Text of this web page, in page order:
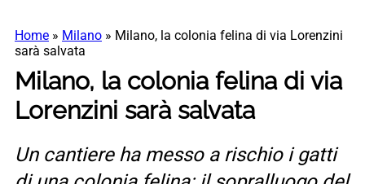
Home » Milano » Milano, la colonia felina di via Lorenzini
sarà salvata
Milano, la colonia felina di via
Lorenzini sarà salvata
Un cantiere ha messo a rischio i gatti